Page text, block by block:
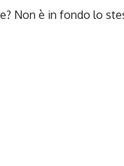
Non è in fondo lo